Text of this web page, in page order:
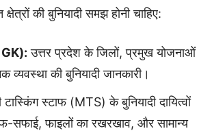
क्षेत्रों की बुनियादी समझ होनी चाहिए:
GK): उत्तर प्रदेश के जिलों, प्रमुख योजनाओं
व्यवस्था की बुनियादी जानकारी।
टास्किंग स्टाफ (MTS) के बुनियादी दायित्वों
सफाई, फाइलों का रखरखाव, और सामान्य